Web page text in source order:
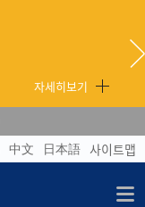
中文 日本語 사이트맵